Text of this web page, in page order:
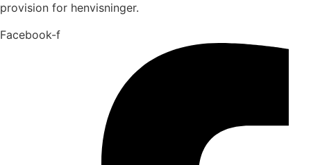
provision for henvisninger.
Facebook-f